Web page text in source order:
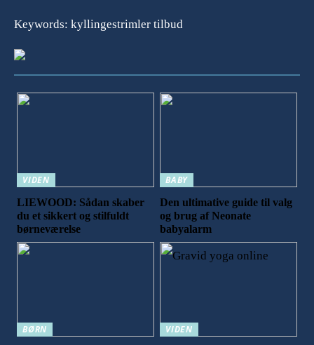
Keywords: kyllingestrimler tilbud
VIDEN
LIEWOOD: Sådan skaber
du et sikkert og stilfuldt
børneværelse
BABY
Den ultimative guide til valg
og brug af Neonate
babyalarm
BØRN
VIDEN